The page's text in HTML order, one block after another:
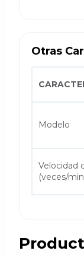
Otras
Modelo
Velocidad
(veces/